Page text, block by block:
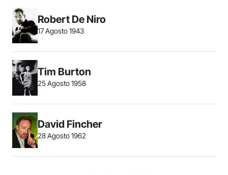
Robert De Niro
17 Agosto 1943
Tim Burton
25 Agosto 1958
David Fincher
28 Agosto 1962